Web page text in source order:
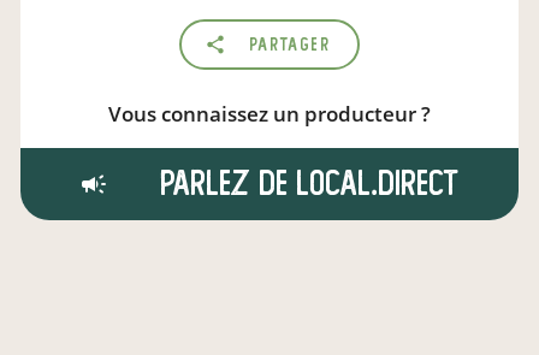
Partager
Vous connaissez un producteur ?
Parlez de local.direct